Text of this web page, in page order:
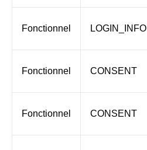
Fonctionnel LOGIN_INFO
Fonctionnel CONSENT
Fonctionnel CONSENT